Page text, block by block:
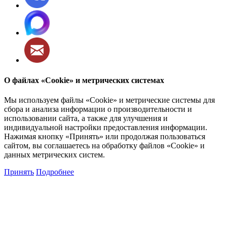
О файлах «Cookie» и метрических системах
Мы используем файлы «Cookie» и метрические системы для
сбора и анализа информации о производительности и
использовании сайта, а также для улучшения и
индивидуальной настройки предоставления информации.
Нажимая кнопку «Принять» или продолжая пользоваться
сайтом, вы соглашаетесь на обработку файлов «Cookie» и
данных метрических систем.
Принять Подробнее